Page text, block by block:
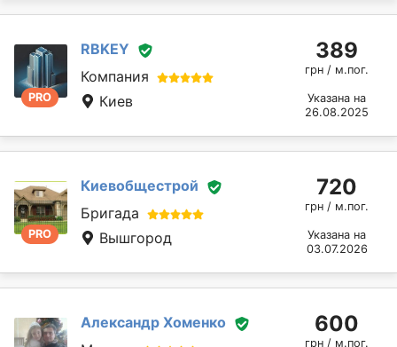
PRO
RBKEY
Компания
Киев
389
грн / м.пог.
Указана на
26.08.2025
PRO
Киевобщестрой
Бригада
Вышгород
720
грн / м.пог.
Указана на
03.07.2026
Александр Хоменко
600
грн / м.пог.